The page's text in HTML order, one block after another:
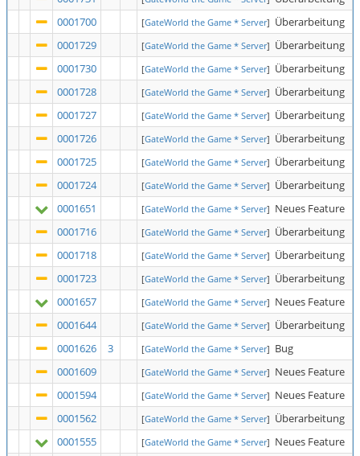
0001700
[GateWorld the Game * Server] Überarbeitung
0001729
[GateWorld the Game * Server] Überarbeitung
0001730
[GateWorld the Game * Server] Überarbeitung
0001728
[GateWorld the Game * Server] Überarbeitung
0001727
[GateWorld the Game * Server] Überarbeitung
0001726
[GateWorld the Game * Server] Überarbeitung
0001725
[GateWorld the Game * Server] Überarbeitung
0001724
[GateWorld the Game * Server] Überarbeitung
0001651
[GateWorld the Game * Server] Neues Feature
0001716
[GateWorld the Game * Server] Überarbeitung
0001718
[GateWorld the Game * Server] Überarbeitung
0001723
[GateWorld the Game * Server] Überarbeitung
0001657
[GateWorld the Game * Server] Neues Feature
0001644
[GateWorld the Game * Server] Überarbeitung
0001626
3 [GateWorld the Game * Server] Bug
0001609
[GateWorld the Game * Server] Neues Feature
0001594
[GateWorld the Game * Server] Neues Feature
0001562
[GateWorld the Game * Server] Überarbeitung
0001555
[GateWorld the Game * Server] Neues Feature